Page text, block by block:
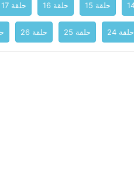
حلقة 15 حلقة 16 حلقة 17
حلقة 24 حلقة 25 حلقة 26